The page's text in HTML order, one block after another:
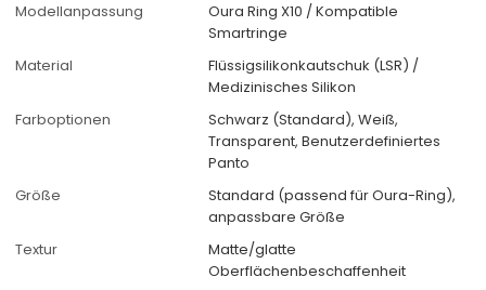
Modellanpassung
Oura Ring X10 / Kompatible
Smartringe
Material
Flüssigsilikonkautschuk (LSR) /
Medizinisches Silikon
Farboptionen
Schwarz (Standard), Weiß,
Transparent, Benutzerdefiniertes
Panto
Größe
Standard (passend für Oura-Ring),
anpassbare Größe
Textur
Matte/glatte
Oberflächenbeschaffenheit